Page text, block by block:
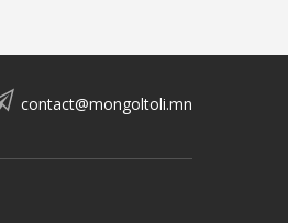
contact@mongoltoli.mn